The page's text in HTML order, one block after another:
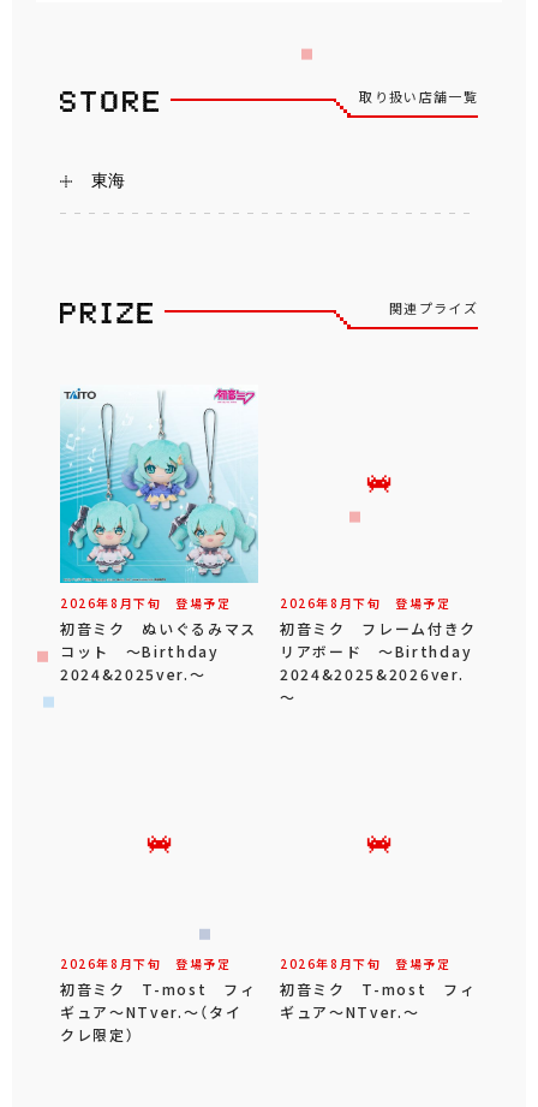
取り扱い店舗一覧
東海
関連プライズ
2026年8 月下旬 登場予定
初音ミク ぬいぐるみマス
コット ～Birthday
2024&2025ver.～
2026年8 月下旬 登場予定
初音ミク フレーム付きク
リアボード ～Birthday
2024&2025&2026ver.
～
2026年8 月下旬 登場予定
初音ミク T-most フィ
ギュア～NTver.～（タイ
クレ限定）
2026年8 月下旬 登場予定
初音ミク T-most フィ
ギュア～NTver.～